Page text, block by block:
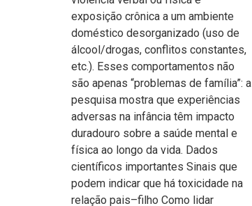
exposição crônica a um ambiente
doméstico desorganizado (uso de
álcool/drogas, conflitos constantes,
etc.). Esses comportamentos não
são apenas “problemas de família”: a
pesquisa mostra que experiências
adversas na infância têm impacto
duradouro sobre a saúde mental e
física ao longo da vida. Dados
científicos importantes Sinais que
podem indicar que há toxicidade na
relação pais–filho Como lidar